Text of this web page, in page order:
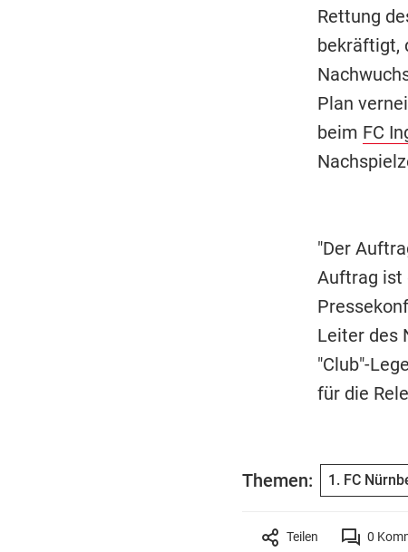
Rettung
bekräftigt,
Plan
beim FC
"Der
Auftrag ist
Leiter des
"Club"-
für die
Themen: 1. FC
Teilen 0